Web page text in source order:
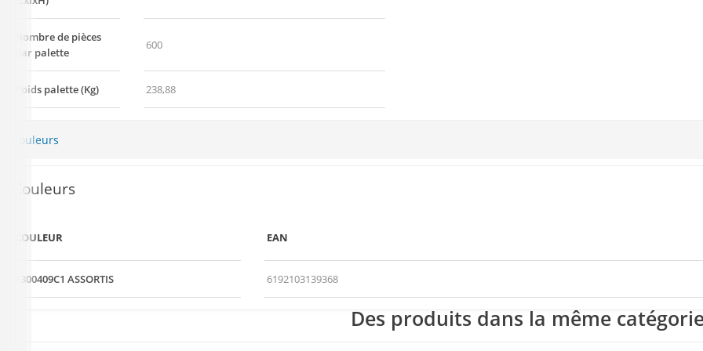
Nombre de pièces
par palette
600
Poids palette (Kg) 238,88
Couleurs
Couleurs
COULEUR EAN
1300409C1 ASSORTIS 6192103139368
Des produits dans la même